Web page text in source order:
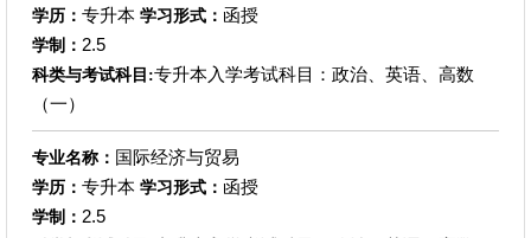
学历： 专升本 学习形式： 函授
学制： 2.5
科类与考试科目:专升本入学考试科目：政治、英语、高数
（一）
专业名称： 国际经济与贸易
学历： 专升本 学习形式： 函授
学制： 2.5